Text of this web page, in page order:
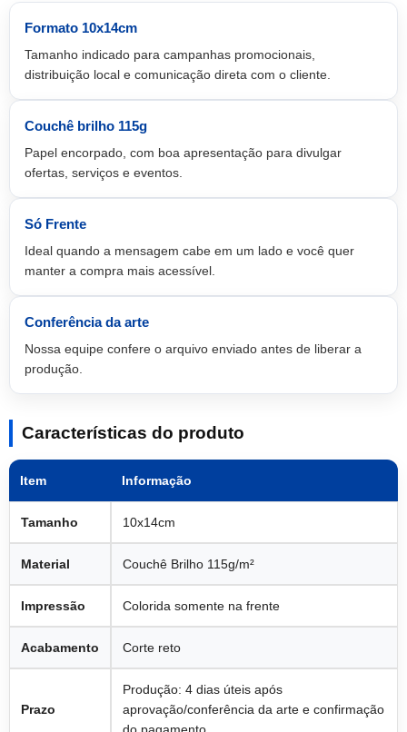
Formato 10x14cm
Tamanho indicado para campanhas promocionais,
distribuição local e comunicação direta com o cliente.
Couchê brilho 115g
Papel encorpado, com boa apresentação para divulgar
ofertas, serviços e eventos.
Só Frente
Ideal quando a mensagem cabe em um lado e você quer
manter a compra mais acessível.
Conferência da arte
Nossa equipe confere o arquivo enviado antes de liberar a
produção.
Características do produto
Item Informação
Tamanho 10x14cm
Material Couchê Brilho 115g/m²
Impressão Colorida somente na frente
Acabamento Corte reto
Prazo
Produção: 4 dias úteis após
aprovação/conferência da arte e confirmação